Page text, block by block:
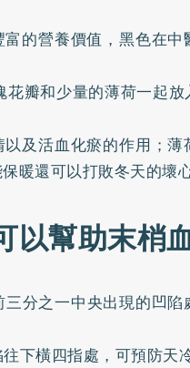
的營養價值，黑色在
花瓣和少量的薄荷一起
及活血化瘀的作用；薄
暖還可以打敗冬天的壞
以幫助末梢
分之一中央出現的凹陷
下橫四指處，可預防天